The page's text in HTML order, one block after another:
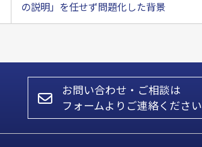
の説明」を任せず問題化した背景
お問い合わせ・ご相談は
フォームよりご連絡ください